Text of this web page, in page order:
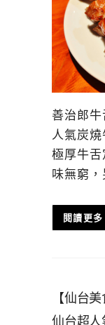
善治郎
人氣炭
極厚牛舌
味無窮
【仙台
仙台超人